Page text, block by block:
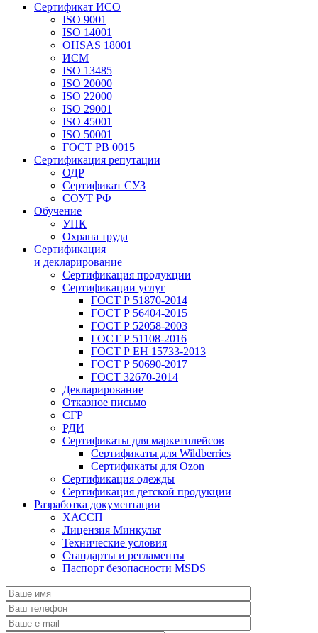
Сертификат ИСО
ISO 9001
ISO 14001
OHSAS 18001
ИСМ
ISO 13485
ISO 20000
ISO 22000
ISO 29001
ISO 45001
ISO 50001
ГОСТ РВ 0015
Сертификация репутации
ОДР
Сертификат СУЗ
СОУТ РФ
Обучение
УПК
Охрана труда
Сертификация
и декларирование
Сертификация продукции
Сертификации услуг
ГОСТ Р 51870-2014
ГОСТ Р 56404-2015
ГОСТ Р 52058-2003
ГОСТ Р 51108-2016
ГОСТ Р ЕН 15733-2013
ГОСТ Р 50690-2017
ГОСТ 32670-2014
Декларирование
Отказное письмо
СГР
РДИ
Сертификаты для маркетплейсов
Сертификаты для Wildberries
Сертификаты для Ozon
Сертификация одежды
Сертификация детской продукции
Разработка документации
ХАССП
Лицензия Минкульт
Технические условия
Стандарты и регламенты
Паспорт безопасности MSDS